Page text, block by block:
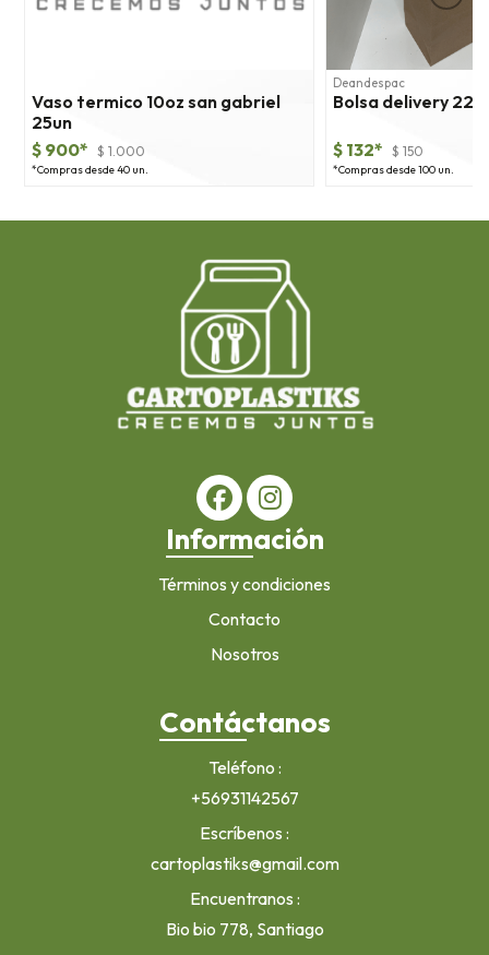
Vaso termico 10oz san gabriel
25un
$ 900* $ 1.000
*Compras desde 40 un.
Deandespac
Bolsa delivery
$ 132* $ 150
*Compras desde 100 un.
Información
Términos y condiciones
Contacto
Nosotros
Contáctanos
Teléfono
+56931142567
Escríbenos
cartoplastiks@gmail.com
Encuentranos
Bio bio 778, Santiago